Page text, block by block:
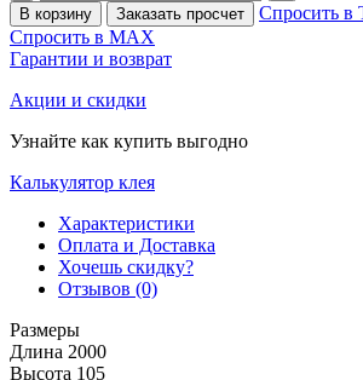
В корзину
Заказать просчет
Спросить в
Спросить в MAX
Гарантии и возврат
Акции и скидки
Узнайте как купить выгодно
Калькулятор клея
Характеристики
Оплата и Доставка
Хочешь скидку?
Отзывов (0)
Размеры
Длина 2000
Высота 105